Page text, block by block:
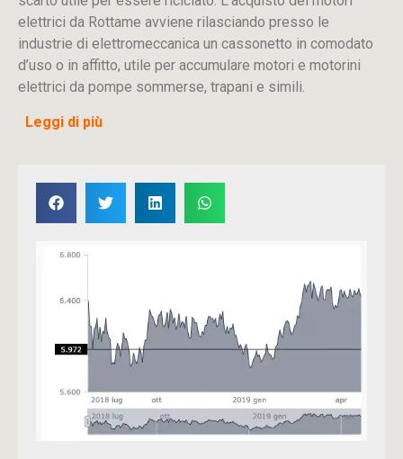
elettrici da Rottame avviene rilasciando presso le
industrie di elettromeccanica un cassonetto in comodato
d’uso o in affitto, utile per accumulare motori e motorini
elettrici da pompe sommerse, trapani e simili.
Leggi di più